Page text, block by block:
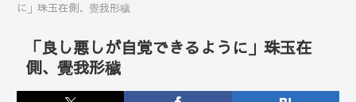
に」珠玉在側、覺我形穢
「良し悪しが自覚できるように」珠玉在
側、覺我形穢